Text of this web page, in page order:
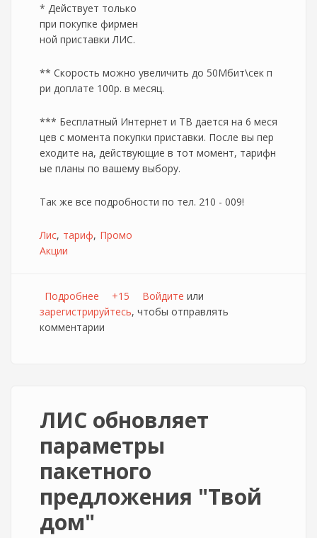
* Действует только
при покупке фирмен
ной приставки ЛИС.
** Скорость можно увеличить до 50Мбит\сек п
ри доплате 100р. в месяц.
*** Бесплатный Интернет и ТВ дается на 6 меся
цев с момента покупки приставки. После вы пер
еходите на, действующие в тот момент, тарифн
ые планы по вашему выбору.
Так же все подробности по тел. 210 - 009!
Лис тариф Промо
Акции
Подробнее о ЛИС вводит новый Промо тариф
+15 Войдите или
зарегистрируйтесь, чтобы отправлять
комментарии
ЛИС обновляет
параметры
пакетного
предложения "Твой
дом"